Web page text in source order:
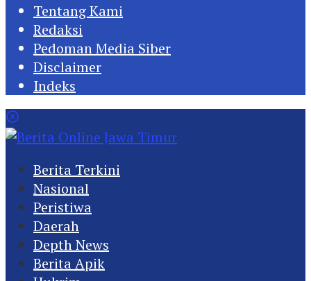
Tentang Kami
Redaksi
Pedoman Media Siber
Disclaimer
Indeks
Berita Terkini
Nasional
Peristiwa
Daerah
Depth News
Berita Apik